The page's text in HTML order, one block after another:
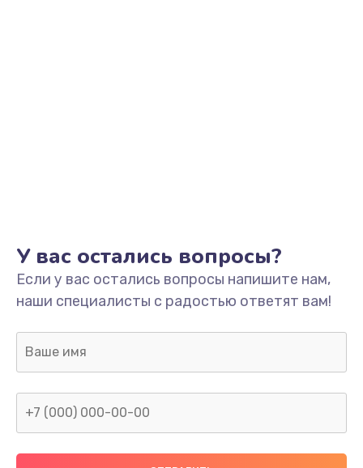
Замена/Pемонт карбюратора
1300 руб.
Заказать
Ремонт капиллярной трубки
400 руб.
У вас остались вопросы?
Если у вас остались вопросы напишите нам,
наши специалисты с радостью ответят вам!